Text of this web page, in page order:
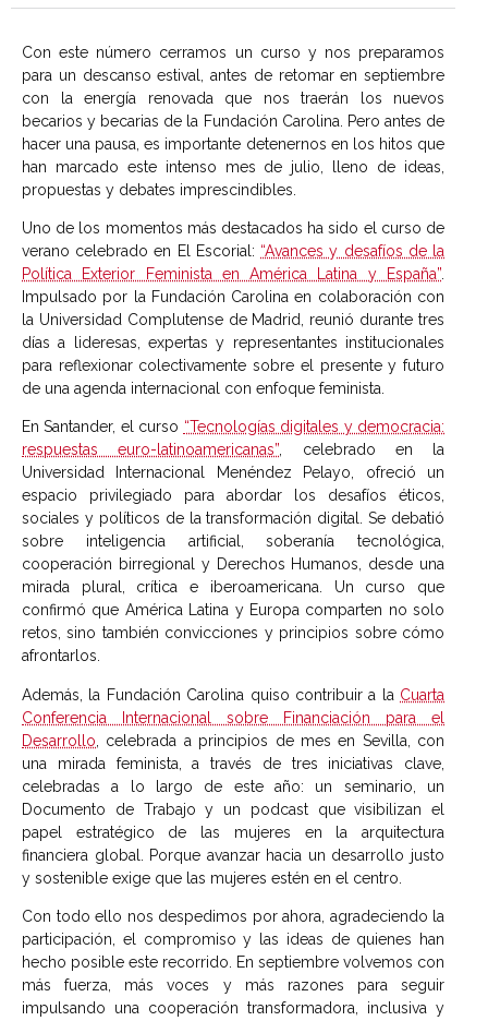
Con este número cerramos un curso y nos preparamos
para un descanso estival, antes de retomar en septiembre
con la energía renovada que nos traerán los nuevos
becarios y becarias de la Fundación Carolina. Pero antes de
hacer una pausa, es importante detenernos en los hitos que
han marcado este intenso mes de julio, lleno de ideas,
propuestas y debates imprescindibles.
Uno de los momentos más destacados ha sido el curso de
verano celebrado en El Escorial: “Avances y desafíos de la
Política Exterior Feminista en América Latina y España”
Impulsado por la Fundación Carolina en colaboración con
la Universidad Complutense de Madrid, reunió durante tres
días a lideresas, expertas y representantes institucionales
para reflexionar colectivamente sobre el presente y futuro
de una agenda internacional con enfoque feminista.
En Santander, el curso “Tecnologías digitales y democracia:
respuestas euro-latinoamericanas”, celebrado en la
Universidad Internacional Menéndez Pelayo, ofreció un
espacio privilegiado para abordar los desafíos éticos,
sociales y políticos de la transformación digital. Se debatió
sobre inteligencia artificial, soberanía tecnológica,
cooperación birregional y Derechos Humanos, desde una
mirada plural, crítica e iberoamericana. Un curso que
confirmó que América Latina y Europa comparten no solo
retos, sino también convicciones y principios sobre cómo
afrontarlos.
Además, la Fundación Carolina quiso contribuir a la Cuarta
Conferencia Internacional sobre Financiación para el
Desarrollo , celebrada a principios de mes en Sevilla, con
una mirada feminista, a través de tres iniciativas clave,
celebradas a lo largo de este año: un seminario, un
Documento de Trabajo y un podcast que visibilizan el
papel estratégico de las mujeres en la arquitectura
financiera global. Porque avanzar hacia un desarrollo justo
y sostenible exige que las mujeres estén en el centro.
Con todo ello nos despedimos por ahora, agradeciendo la
participación, el compromiso y las ideas de quienes han
hecho posible este recorrido. En septiembre volvemos con
más fuerza, más voces y más razones para seguir
impulsando una cooperación transformadora, inclusiva y